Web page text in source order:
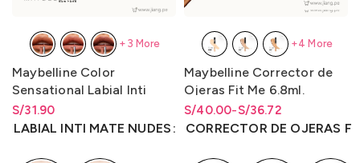
Maybelline Color
Sensational Labial Inti
Mate Nudes 4.2g.
S/31.90
Rango de precios: desde
S/31.90 hastaS/31.90
LABIAL INTI MATE NUDES
+3 More
Maybelline Corrector de
Ojeras Fit Me 6.8ml.
S/36.72
-
S/40.00
Rango de precios: desde
S/36.72 hasta S/40.00
Rango de precios: desde
S/36.72hastaS/40.00
CORRECTOR DE OJERAS
+4 More